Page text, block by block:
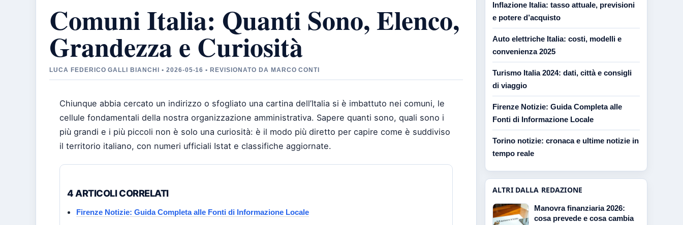
Comuni Italia: Quanti Sono, Elenco,
Grandezza e Curiosità
LUCA FEDERICO GALLI BIANCHI • 2026-05-16 • REVISIONATO DA MARCO CONTI
Chiunque abbia cercato un indirizzo o sfogliato una cartina dell’Italia si è imbattuto nei comuni, le
cellule fondamentali della nostra organizzazione amministrativa. Sapere quanti sono, quali sono i
più grandi e i più piccoli non è solo una curiosità: è il modo più diretto per capire come è suddiviso
il territorio italiano, con numeri ufficiali Istat e classifiche aggiornate.
4 ARTICOLI CORRELATI
Firenze Notizie: Guida Completa alle Fonti di Informazione Locale
Inflazione Italia: tasso attuale, previsioni
e potere d’acquisto
Auto elettriche Italia: costi, modelli e
convenienza 2025
Turismo Italia 2024: dati, città e consigli
di viaggio
Firenze Notizie: Guida Completa alle
Fonti di Informazione Locale
Torino notizie: cronaca e ultime notizie in
tempo reale
ALTRI DALLA REDAZIONE
Manovra finanziaria 2026:
cosa prevede e cosa cambia